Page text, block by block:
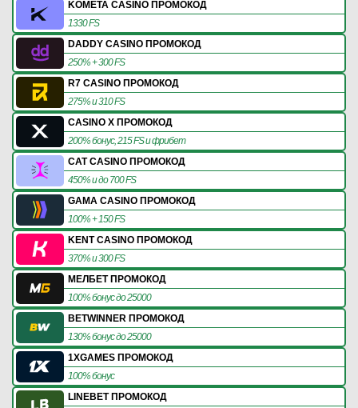
KOMETA CASINO ПРОМОКОД
1330 FS
DADDY CASINO ПРОМОКОД
250% + 300 FS
R7 CASINO ПРОМОКОД
275% и 310 FS
CASINO X ПРОМОКОД
200% бонус, 215 FS и фрибет
CAT CASINO ПРОМОКОД
450% и до 700 FS
GAMA CASINO ПРОМОКОД
100% + 150 FS
KENT CASINO ПРОМОКОД
370% и 300 FS
МЕЛБЕТ ПРОМОКОД
100% бонус до 25000
BETWINNER ПРОМОКОД
130% бонус до 25000
1XGAMES ПРОМОКОД
100% бонус
LINEBET ПРОМОКОД